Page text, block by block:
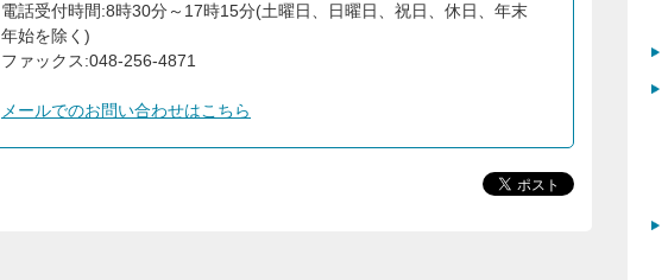
電話受付時間:8時30分～17時15分(土曜日、日曜日、祝日、休日、年末
年始を除く)
ファックス:048-256-4871
メールでのお問い合わせはこちら